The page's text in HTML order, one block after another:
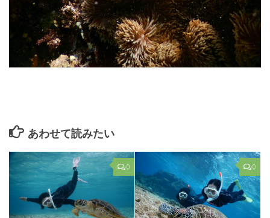
あわせて読みたい
0 0